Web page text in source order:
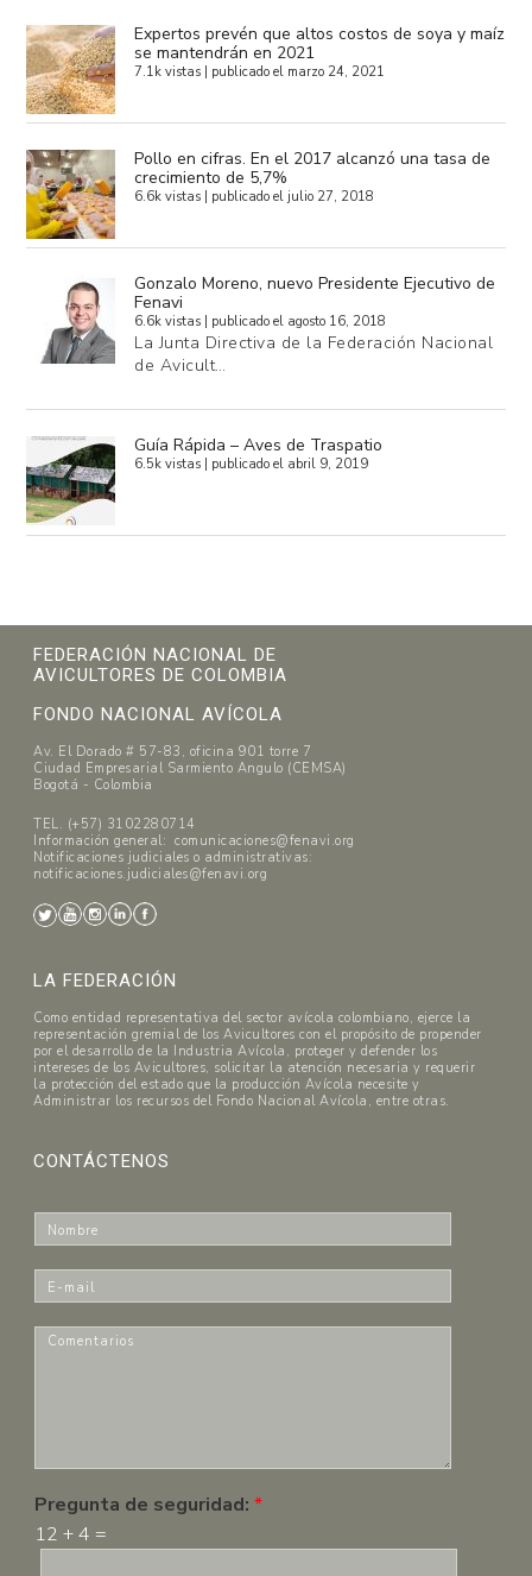
Expertos prevén que altos costos de soya y maíz
se mantendrán en 2021
7.1k vistas publicado el marzo 24, 2021
Pollo en cifras. En el 2017 alcanzó una tasa de
crecimiento de 5,7%
6.6k vistas publicado el julio 27, 2018
Gonzalo Moreno, nuevo Presidente Ejecutivo de
Fenavi
6.6k vistas publicado el agosto 16, 2018
La Junta Directiva de la Federación Nacional
de Avicult…
Guía Rápida – Aves de Traspatio
6.5k vistas publicado el abril 9, 2019
FEDERACIÓN NACIONAL DE
AVICULTORES DE COLOMBIA
FONDO NACIONAL AVÍCOLA
Av. El Dorado # 57-83, oficina 901 torre 7
Ciudad Empresarial Sarmiento Angulo (CEMSA)
Bogotá - Colombia
TEL. (+57) 3102280714
Información general: comunicaciones@fenavi.org
Notificaciones judiciales o administrativas:
notificaciones.judiciales@fenavi.org
LA FEDERACIÓN
Como entidad representativa del sector avícola colombiano, ejerce la
representación gremial de los Avicultores con el propósito de propender
por el desarrollo de la Industria Avícola, proteger y defender los
intereses de los Avicultores, solicitar la atención necesaria y requerir
la protección del estado que la producción Avícola necesite y
Administrar los recursos del Fondo Nacional Avícola, entre otras.
CONTÁCTENOS
o
m
-
m
r
i
o
Pregunta de seguridad:*
12 + 4 =